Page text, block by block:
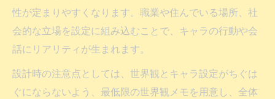
性が定まりやすくなります。職業や住んでいる場所、社
会的な立場を設定に組み込むことで、キャラの行動や会
話にリアリティが生まれます。
設計時の注意点としては、世界観とキャラ設定がちぐは
ぐにならないよう、最低限の世界観メモを用意し、全体